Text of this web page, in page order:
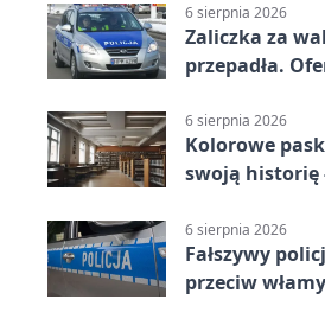
6 sierpnia 2026
Zaliczka za
przepadła.
6 sierpnia 2026
Kolorowe
swoją historię
6 sierpnia 2026
Fałszywy
przeciw